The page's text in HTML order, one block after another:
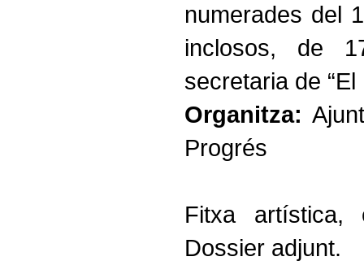
numerades del
inclosos, de
secretaria de “El
Organitza:
Progrés
Fitxa artística,
Dossier adjunt.